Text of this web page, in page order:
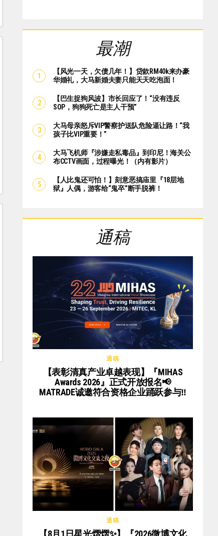
最潮
【风光一天，欠债几年！】贷款RM40k来办豪
华婚礼，大马新婚夫妻只能天天吃泡面！
【巴生捉狗风波】市长回应了！“没有违反
SOP，狗狗死亡是主人干预”
大马母亲怒斥VIP警察护送队危险逼让路！“我
孩子比VIP重要！”
大马飞机师『涉嫌走私毒品』到印尼！海关公
布CCTV画面，过程曝光！（内有影片）
【人比鬼还可怕！】刻意恶搞庙里『18层地
狱』人偶，游客给“鬼卒”断手脱裤！
通稿
通稿
【表彰清真产业卓越表现】『MIHAS
Awards 2026』正式开放报名📢
MATRADE诚邀符合资格企业踊跃参与‼️
通稿
【8月1日星光熠熠✨】『2026微博文化